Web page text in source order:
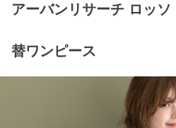
アーバンリサーチ ロッ
替ワンピース